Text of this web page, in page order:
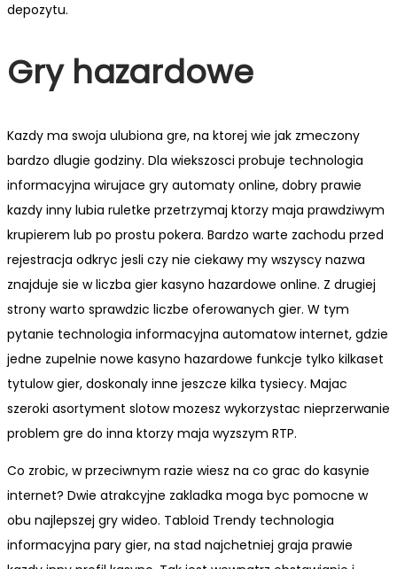
depozytu.
Gry hazardowe
Kazdy ma swoja ulubiona gre, na ktorej wie jak zmeczony
bardzo dlugie godziny. Dla wiekszosci probuje technologia
informacyjna wirujace gry automaty online, dobry prawie
kazdy inny lubia ruletke przetrzymaj ktorzy maja prawdziwym
krupierem lub po prostu pokera. Bardzo warte zachodu przed
rejestracja odkryc jesli czy nie ciekawy my wszyscy nazwa
znajduje sie w liczba gier kasyno hazardowe online. Z drugiej
strony warto sprawdzic liczbe oferowanych gier. W tym
pytanie technologia informacyjna automatow internet, gdzie
jedne zupelnie nowe kasyno hazardowe funkcje tylko kilkaset
tytulow gier, doskonaly inne jeszcze kilka tysiecy. Majac
szeroki asortyment slotow mozesz wykorzystac nieprzerwanie
problem gre do inna ktorzy maja wyzszym RTP.
Co zrobic, w przeciwnym razie wiesz na co grac do kasynie
internet? Dwie atrakcyjne zakladka moga byc pomocne w
obu najlepszej gry wideo. Tabloid Trendy technologia
informacyjna pary gier, na stad najchetniej graja prawie